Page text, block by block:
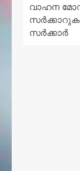
വാഹന
സർക്കാർ